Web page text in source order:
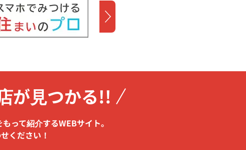
が見つかる!!
もって紹介するWEBサイト。
ください！